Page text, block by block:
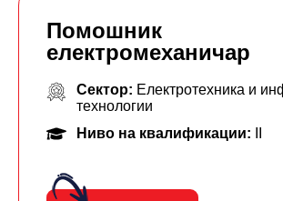
Помошник
електромеханичар
Сектор: Електротехника и
технологии
Ниво на квалификации: